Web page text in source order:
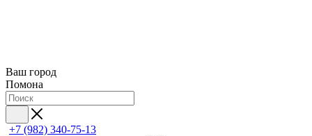
Ваш город
Помона
+7 (982) 340-75-13